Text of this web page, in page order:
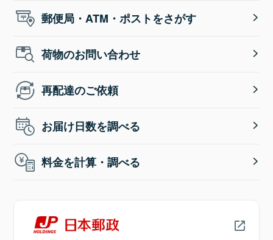
郵便局・ATM・ポストをさがす
荷物のお問い合わせ
再配達のご依頼
お届け日数を調べる
料金を計算・調べる